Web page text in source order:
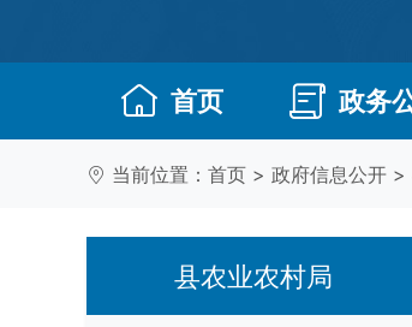
首页 政务
当前位置： 首页 > 政府信息公开 >
县农业农村局